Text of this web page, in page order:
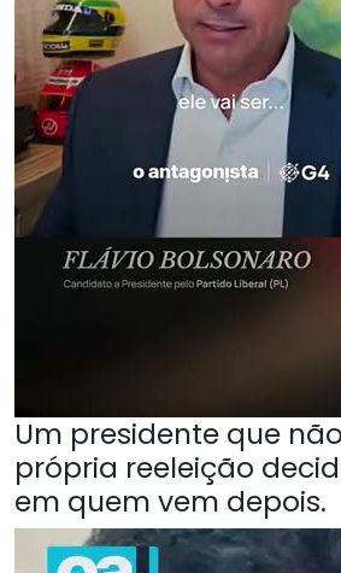
Um presidente que
própria reeleição
em quem vem depois.